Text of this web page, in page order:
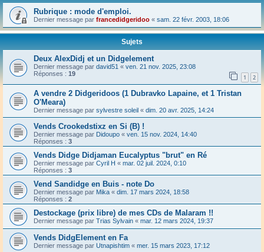
Rubrique : mode d'emploi.
Dernier message par francedidgeridoo « sam. 22 févr. 2003, 18:06
Sujets
Deux AlexDidj et un Didgelement
Dernier message par david51 « ven. 21 nov. 2025, 23:08
Réponses : 19 1 2
A vendre 2 Didgeridoos (1 Dubravko Lapaine, et 1 Tristan
O'Meara)
Dernier message par sylvestre soleil « dim. 20 avr. 2025, 14:24
Vends Crookedstixz en Si (B) !
Dernier message par Didoupo « ven. 15 nov. 2024, 14:40
Réponses : 3
Vends Didge Didjaman Eucalyptus "brut" en Ré
Dernier message par Cyril H « mar. 02 juil. 2024, 0:10
Réponses : 3
Vend Sandidge en Buis - note Do
Dernier message par Mika « dim. 17 mars 2024, 18:58
Réponses : 2
Destockage (prix libre) de mes CDs de Malaram !!
Dernier message par Trias Sylvain « mar. 12 mars 2024, 19:37
Vends DidgElement en Fa
Dernier message par Utnapishtim « mer. 15 mars 2023, 17:12